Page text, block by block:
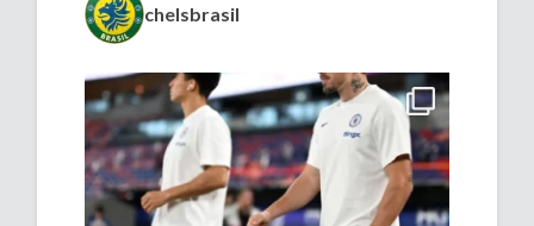
chelsbrasil